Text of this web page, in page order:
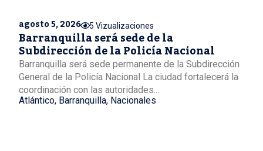
agosto 5, 2026 5 Vizualizaciones
Barranquilla será sede de la
Subdirección de la Policía Nacional
Barranquilla será sede permanente de la Subdirección
General de la Policía Nacional La ciudad fortalecerá la
coordinación con las autoridades...
Atlántico, Barranquilla, Nacionales